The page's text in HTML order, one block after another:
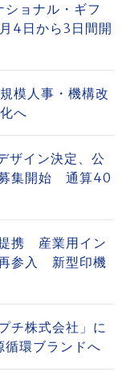
ショナル・ギフ
4日から3日間開
模人事・機構改
へ
ザイン決定、公
集開始 通算40
携 産業用イン
参入 新型印機
チ株式会社」に
環ブランドへ